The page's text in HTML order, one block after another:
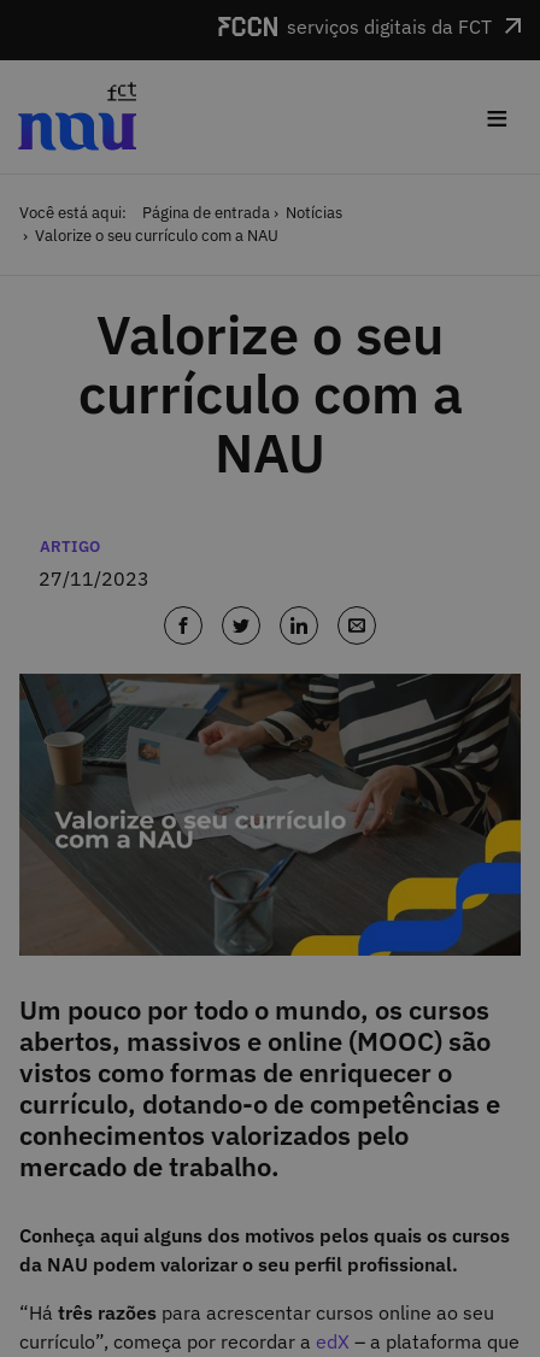
serviços digitais da FCT
≡
Você está aqui: Página de entrada
Notícias
Valorize o seu currículo com a NAU
Valorize o seu
currículo com a
NAU
Categorias
ARTIGO
27/11/2023
Um pouco por todo o mundo, os cursos
abertos, massivos e online (MOOC) são
vistos como formas de enriquecer o
currículo, dotando-o de competências e
conhecimentos valorizados pelo
mercado de trabalho.
Conheça aqui alguns dos motivos pelos quais os cursos
da NAU podem valorizar o seu perfil profissional.
“Há três razões para acrescentar cursos online ao seu
currículo”, começa por recordar a edX – a plataforma que